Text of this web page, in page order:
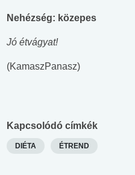
Nehézség: közepes
Jó étvágyat!
(KamaszPanasz)
Kapcsolódó címkék
DIÉTA ÉTREND